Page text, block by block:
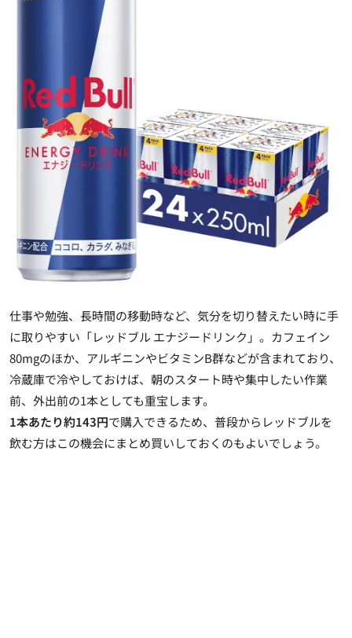
仕事や勉強、長時間の移動時など、気分を切り替えたい時に手
に取りやすい「レッドブル エナジードリンク」。カフェイン
80mgのほか、アルギニンやビタミンB群などが含まれており、
冷蔵庫で冷やしておけば、朝のスタート時や集中したい作業
前、外出前の1本としても重宝します。
1本あたり約143円で購入できるため、普段からレッドブルを
飲む方はこの機会にまとめ買いしておくのもよいでしょう。